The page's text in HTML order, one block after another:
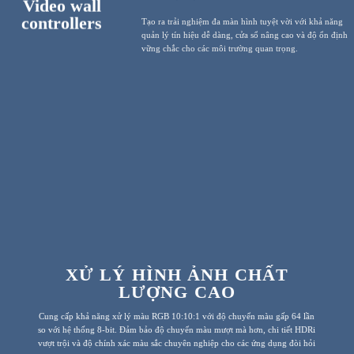
Video wall
controllers
Tạo ra trải nghiệm đa màn hình tuyệt vời với khả năng
quản lý tín hiệu dễ dàng, cửa sổ nâng cao và độ ổn định
vững chắc cho các môi trường quan trọng.
XỬ LÝ HÌNH ẢNH CHẤT
LƯỢNG CAO
Cung cấp khả năng xử lý màu RGB 10:10:1 với độ chuyển màu gấp 64 lần
so với hệ thống 8-bit. Đảm bảo độ chuyển màu mượt mà hơn, chi tiết HDRi
vượt trội và độ chính xác màu sắc chuyên nghiệp cho các ứng dụng đòi hỏi